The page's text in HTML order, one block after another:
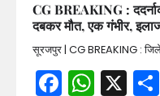
CG BREAKING :
दबकर मौत, एक गंभीर,
सूरजपुर | CG BREAKING :
X